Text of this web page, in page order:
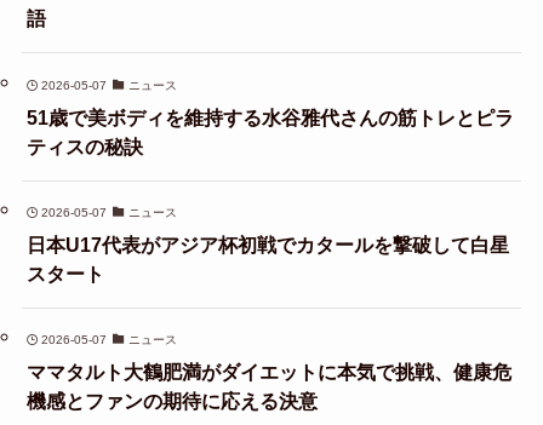
語
2026-05-07 ニュース
51歳で美ボディを維持する水谷雅代さんの筋トレとピラ
ティスの秘訣
2026-05-07 ニュース
日本U17代表がアジア杯初戦でカタールを撃破して白星
スタート
2026-05-07 ニュース
ママタルト大鶴肥満がダイエットに本気で挑戦、健康危
機感とファンの期待に応える決意